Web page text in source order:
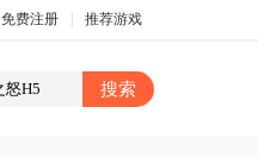
免费注册 推荐游戏